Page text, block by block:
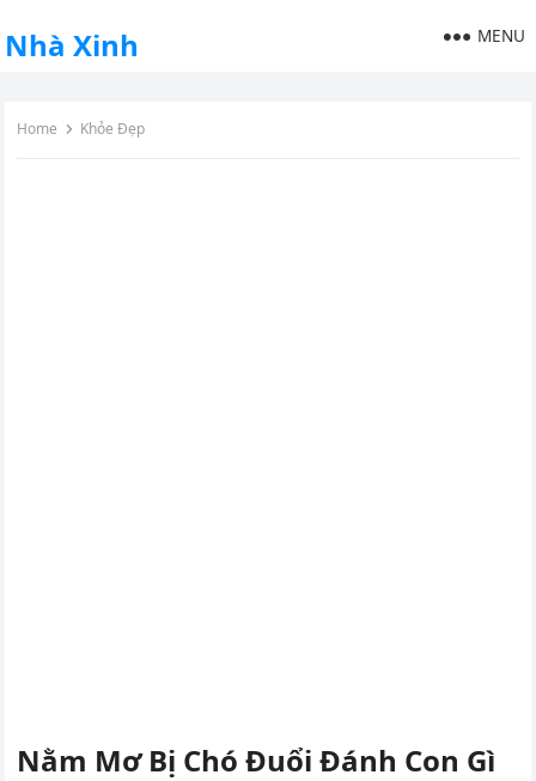
Nhà Xinh MENU
Home Khỏe Đẹp
Nằm Mơ Bị Chó Đuổi Đánh Con Gì